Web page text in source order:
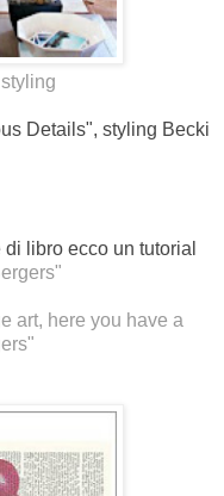
Details", styling Becki
libro ecco un tutorial
art, here you have a